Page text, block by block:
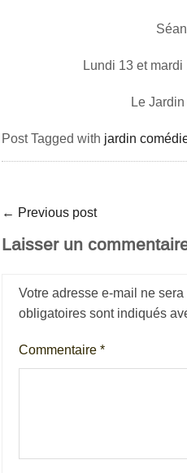
Lundi 13 et
Le
Post Tagged with jardin
← Previous post
Laisser un
Votre adresse e-mail ne
obligatoires sont indiqués
Commentaire*